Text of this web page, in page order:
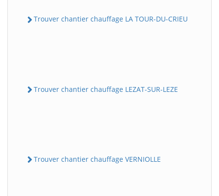
Trouver chantier chauffage LA TOUR-DU-CRIEU
Trouver chantier chauffage LEZAT-SUR-LEZE
Trouver chantier chauffage VERNIOLLE